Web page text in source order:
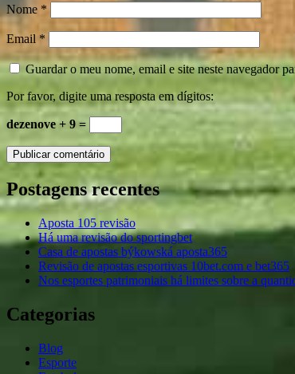
Nome *
Email *
Guardar o meu nome, email e site neste navegador
Por favor, digite uma resposta em dígitos:
dezenove + 9 =
Postagens recentes
Aposta 105 revisão
Há uma revisão do sportingbet
Casa de apostas býkowská aposta365
Revisão de apostas esportivas 10bet.com e bet365
Nos esportes patrimoniais há limites sobre a
Categorias
Blog
Esporte